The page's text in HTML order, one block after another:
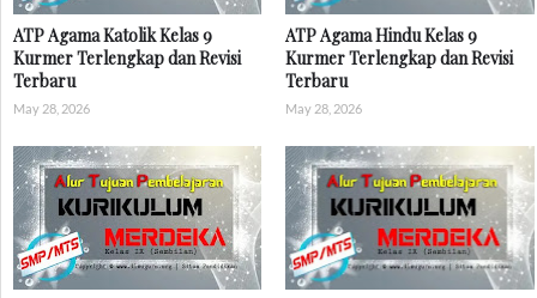
ATP Agama Katolik Kelas 9
Kurmer Terlengkap dan Revisi
Terbaru
May 28, 2026
ATP Agama Hindu Kelas 9
Kurmer Terlengkap dan Revisi
Terbaru
May 28, 2026